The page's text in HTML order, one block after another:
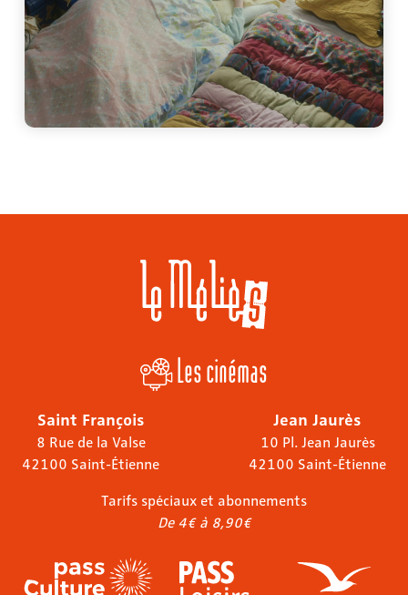
Les cinémas
Saint François
8 Rue de la Valse
42100 Saint-Étienne
Jean Jaurès
10 Pl. Jean Jaurès
42100 Saint-Étienne
Tarifs spéciaux et abonnements
De 4€ à 8,90€